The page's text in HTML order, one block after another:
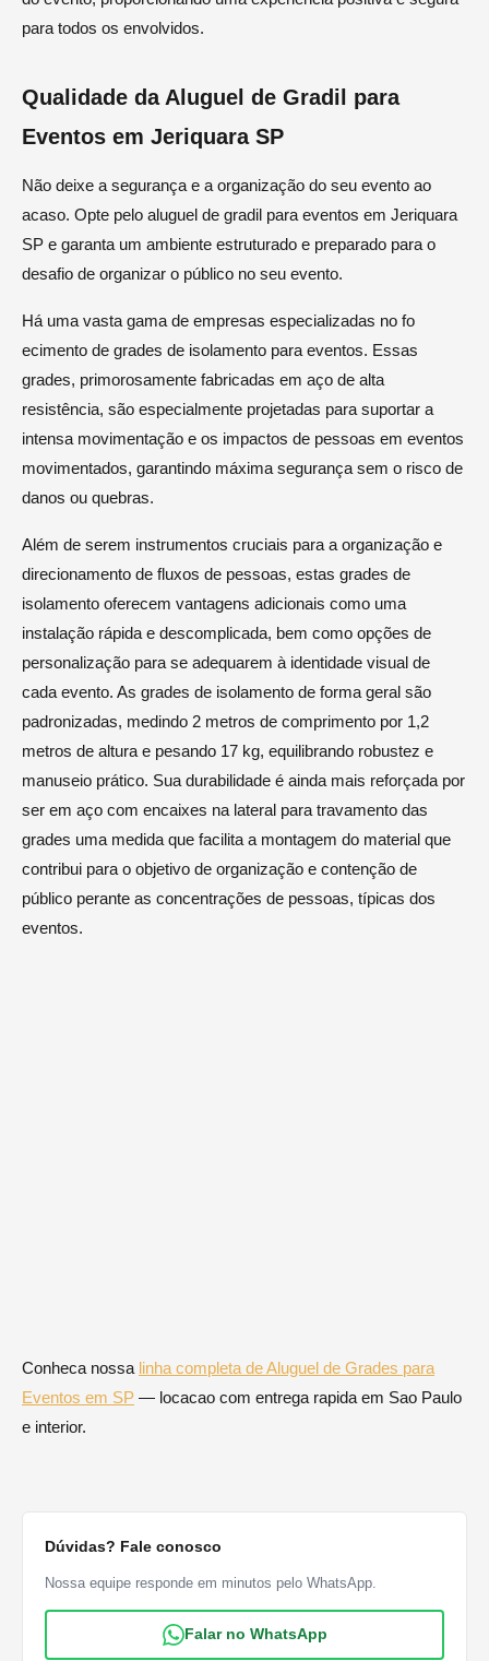
para todos os envolvidos.
Qualidade da Aluguel de Gradil para
Eventos em Jeriquara SP
Não deixe a segurança e a organização do seu evento ao
acaso. Opte pelo aluguel de gradil para eventos em Jeriquara
SP e garanta um ambiente estruturado e preparado para o
desafio de organizar o público no seu evento.
Há uma vasta gama de empresas especializadas no fo
ecimento de grades de isolamento para eventos. Essas
grades, primorosamente fabricadas em aço de alta
resistência, são especialmente projetadas para suportar a
intensa movimentação e os impactos de pessoas em eventos
movimentados, garantindo máxima segurança sem o risco de
danos ou quebras.
Além de serem instrumentos cruciais para a organização e
direcionamento de fluxos de pessoas, estas grades de
isolamento oferecem vantagens adicionais como uma
instalação rápida e descomplicada, bem como opções de
personalização para se adequarem à identidade visual de
cada evento. As grades de isolamento de forma geral são
padronizadas, medindo 2 metros de comprimento por 1,2
metros de altura e pesando 17 kg, equilibrando robustez e
manuseio prático. Sua durabilidade é ainda mais reforçada por
ser em aço com encaixes na lateral para travamento das
grades uma medida que facilita a montagem do material que
contribui para o objetivo de organização e contenção de
público perante as concentrações de pessoas, típicas dos
eventos.
Conheca nossa linha completa de Aluguel de Grades para
Eventos em SP — locacao com entrega rapida em Sao Paulo
e interior.
Dúvidas? Fale conosco
Nossa equipe responde em minutos pelo WhatsApp.
Falar no WhatsApp